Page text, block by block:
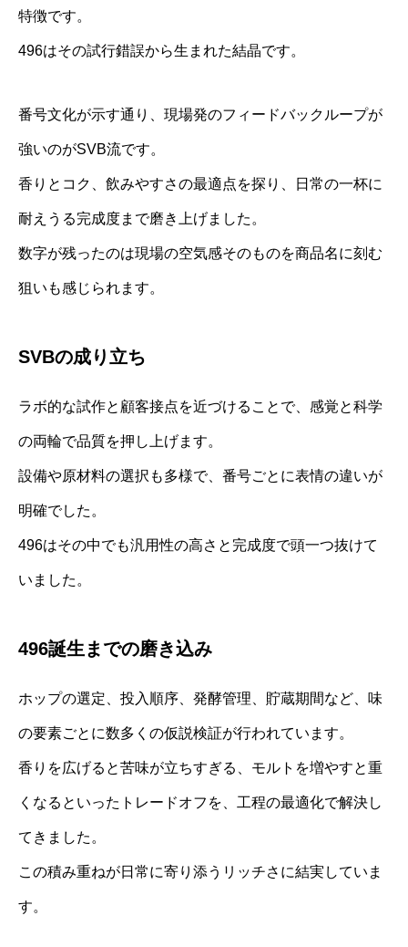
特徴です。
496はその試行錯誤から生まれた結晶です。
番号文化が示す通り、現場発のフィードバックループが
強いのがSVB流です。
香りとコク、飲みやすさの最適点を探り、日常の一杯に
耐えうる完成度まで磨き上げました。
数字が残ったのは現場の空気感そのものを商品名に刻む
狙いも感じられます。
SVBの成り立ち
ラボ的な試作と顧客接点を近づけることで、感覚と科学
の両輪で品質を押し上げます。
設備や原材料の選択も多様で、番号ごとに表情の違いが
明確でした。
496はその中でも汎用性の高さと完成度で頭一つ抜けて
いました。
496誕生までの磨き込み
ホップの選定、投入順序、発酵管理、貯蔵期間など、味
の要素ごとに数多くの仮説検証が行われています。
香りを広げると苦味が立ちすぎる、モルトを増やすと重
くなるといったトレードオフを、工程の最適化で解決し
てきました。
この積み重ねが日常に寄り添うリッチさに結実していま
す。